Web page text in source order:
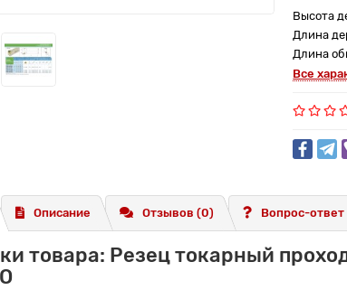
Высота
Длина
Длина
Все
Описание Отзывов (0) Вопрос-ответ
товара: Резец токарный